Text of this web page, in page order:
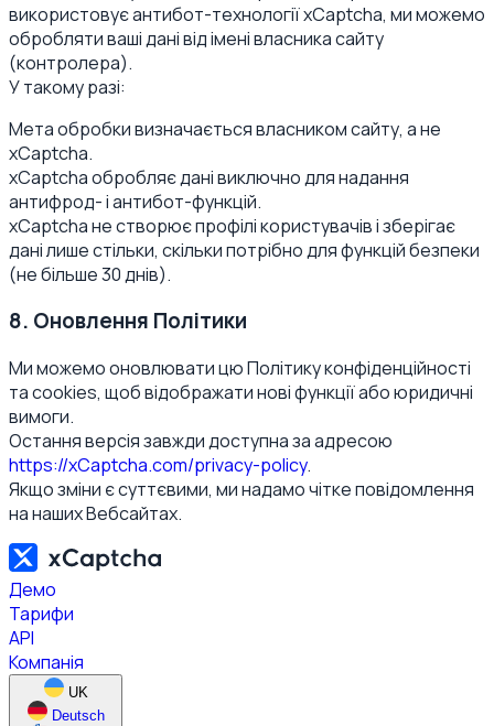
використовує антибот-технології xCaptcha, ми можемо
обробляти ваші дані від імені власника сайту
(контролера).
У такому разі:
Мета обробки визначається власником сайту, а не
xCaptcha.
xCaptcha обробляє дані виключно для надання
антифрод- і антибот-функцій.
xCaptcha не створює профілі користувачів і зберігає
дані лише стільки, скільки потрібно для функцій безпеки
(не більше 30 днів).
8. Оновлення Політики
Ми можемо оновлювати цю Політику конфіденційності
та cookies, щоб відображати нові функції або юридичні
вимоги.
Остання версія завжди доступна за адресою
https://xCaptcha.com/privacy-policy.
Якщо зміни є суттєвими, ми надамо чітке повідомлення
на наших Вебсайтах.
Демо
Тарифи
API
Компанія
UK
Deutsch